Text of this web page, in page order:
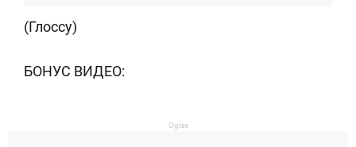
(Глоссy)
БОНУС ВИДЕО:
Oglas